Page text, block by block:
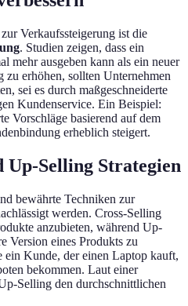
Verkaufssteigerung ist die
. Studien zeigen, dass ein
mehr ausgeben kann als ein neuer
erhöhen, sollten Unternehmen
sei es durch maßgeschneiderte
Kundenservice. Ein Beispiel:
Vorschläge basierend auf dem
erheblich steigert.
Up-Selling Strategien
bewährte Techniken zur
werden. Cross-Selling
anzubieten, während Up-
Version eines Produkts zu
Kunde, der einen Laptop kauft,
bekommen. Laut einer
Selling den durchschnittlichen